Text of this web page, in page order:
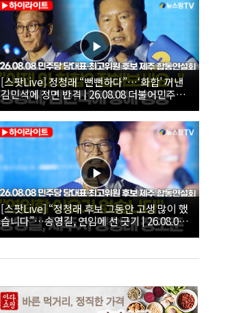
[스팟Live] 정청래 “뻔뻔하다”…‘화합’ 꺼낸
김민석에 정면 반격 | 26.08.08 더불어민주당
당대표·최고위원 후보 제주 합동연설회
[스팟Live] “정청래 후보 그동안 고생 많이 했
습니다”…송영길, 연임에 선 긋기 | 26.08.08
더불어민주당 당대표·최고위원 후보 제주 합